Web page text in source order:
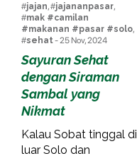
#jajan, #jajananpasar,
#mak #camilan
#makanan #pasar #solo,
#sehat- 25 Nov, 2024
Sayuran Sehat
dengan Siraman
Sambal yang
Nikmat
Kalau Sobat tinggal di
luar Solo dan